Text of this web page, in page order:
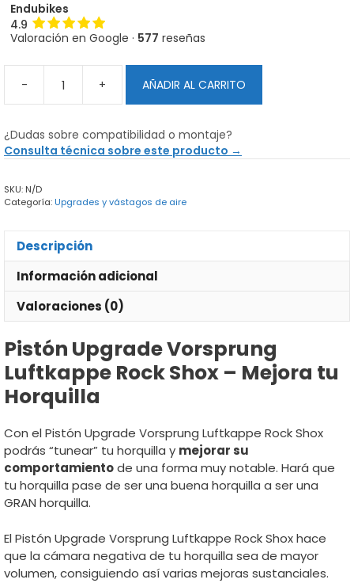
Endubikes
4.9
Valoración en Google · 577 reseñas
-
Pistón
Upgrade
Luftkappe
Rock
+ AÑADIR AL CARRITO
¿Dudas sobre compatibilidad o montaje?
Consulta técnica sobre este producto →
SKU: N/D
Categoría:Upgrades y vástagos de aire
Descripción
Información adicional
Valoraciones (0)
Pistón Upgrade Vorsprung
Luftkappe Rock Shox – Mejora tu
Horquilla
Con el Pistón Upgrade Vorsprung Luftkappe Rock Shox
podrás “tunear” tu horquilla y mejorar su
comportamientode una forma muy notable. Hará que
tu horquilla pase de ser una buena horquilla a ser una
GRAN horquilla.
El Pistón Upgrade Vorsprung Luftkappe Rock Shox hace
que la cámara negativa de tu horquilla sea de mayor
volumen, consiguiendo así varias mejoras sustanciales.